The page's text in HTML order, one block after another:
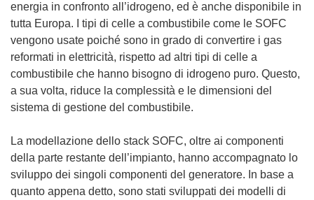
energia in confronto all’idrogeno, ed è anche disponibile in
tutta Europa. I tipi di celle a combustibile come le SOFC
vengono usate poiché sono in grado di convertire i gas
reformati in elettricità, rispetto ad altri tipi di celle a
combustibile che hanno bisogno di idrogeno puro. Questo,
a sua volta, riduce la complessità e le dimensioni del
sistema di gestione del combustibile.
La modellazione dello stack SOFC, oltre ai componenti
della parte restante dell’impianto, hanno accompagnato lo
sviluppo dei singoli componenti del generatore. In base a
quanto appena detto, sono stati sviluppati dei modelli di